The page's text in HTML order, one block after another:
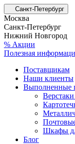
Санкт-Петербург
Москва
Санкт-Петербург
Нижний Новгород
% Акции
Полезная
Поставщикам
Наши клиенты
Выполненные
Шкафы
Блог